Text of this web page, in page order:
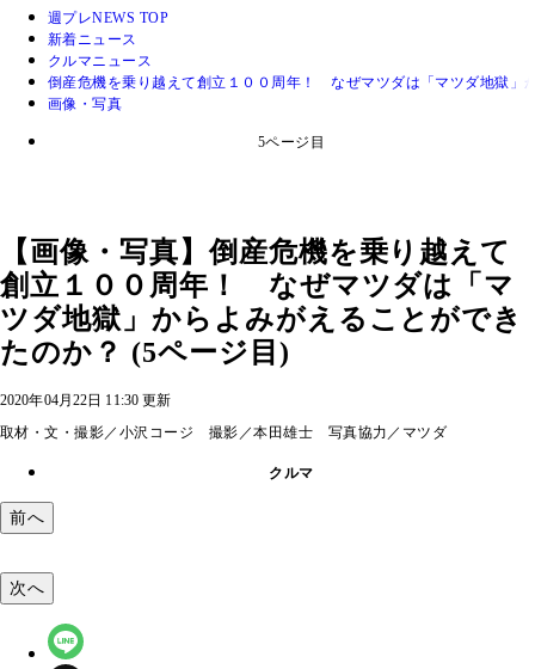
週プレNEWS TOP
新着ニュース
クルマニュース
倒産危機を乗り越えて創立１００周年！ なぜマツダは「マツダ地獄」
画像・写真
5ページ目
【画像・写真】倒産危機を乗り越えて
創立１００周年！ なぜマツダは「マ
ツダ地獄」からよみがえることができ
たのか？ (5ページ目)
2020年04月22日 11:30 更新
取材・文・撮影／小沢コージ 撮影／本田雄士 写真協力／マツダ
クルマ
前へ
次へ